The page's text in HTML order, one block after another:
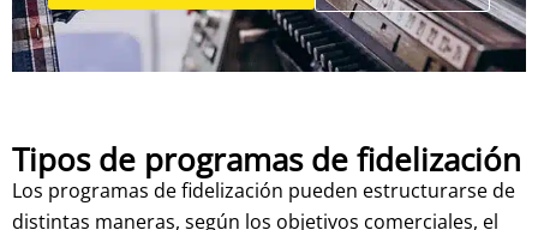
Tipos de programas de fidelización
Los programas de fidelización pueden estructurarse de
distintas maneras, según los objetivos comerciales, el